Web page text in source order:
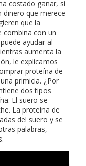
costado ganar, si
dinero que merece
que la
combina con un
ayudar al
aumenta la
le explicamos
proteína de
primicia. ¿Por
dos tipos
El suero se
La proteína de
del suero y se
palabras,